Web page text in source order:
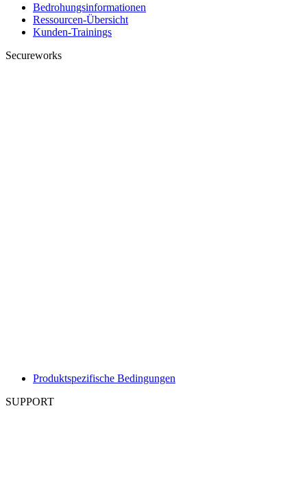
Bedrohungsinformationen
Ressourcen-Übersicht
Kunden-Trainings
Secureworks
Produktspezifische Bedingungen
SUPPORT